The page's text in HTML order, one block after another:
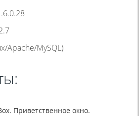
/Apache/MySQL)
Приветственное окно.